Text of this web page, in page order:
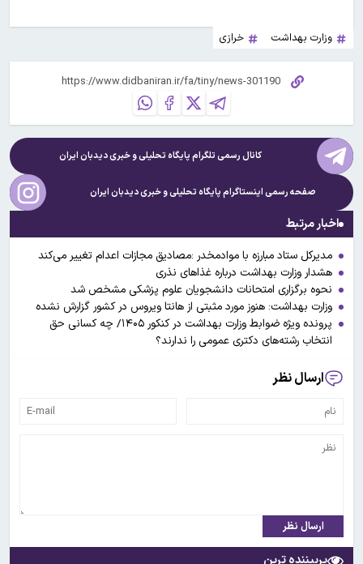
وزارت بهداشت خرازی
کانال رسمی تلگرام پایگاه تحلیلی و خبریدیدبان ایران
صفحه رسمی اینستاگرام پایگاه تحلیلی و خبریدیدبان ایران
اخبار مرتبط
مدیرکل ستاد مبارزه با موادمخدر :مصادیق مجازات اعدام تغییر می‌کند
هشدار وزارت بهداشت درباره غذاهای نذری
نحوه برگزاری امتحانات دانشجویان علوم پزشکی مشخص شد
وزارت بهداشت: هنوز مورد مثبتی از هانتا ویروس در کشور گزارش نشده
پرونده ویژه ضوابط وزارت بهداشت در کنکور ۱۴۰۵/ چه کسانی حق
انتخاب رشته‌های دکتری عمومی را ندارند؟
ارسال نظر
ارسال نظر